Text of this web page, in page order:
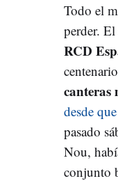
Todo el
perder.
RCD
canteras
desde
pasado
Nou,
conjunto